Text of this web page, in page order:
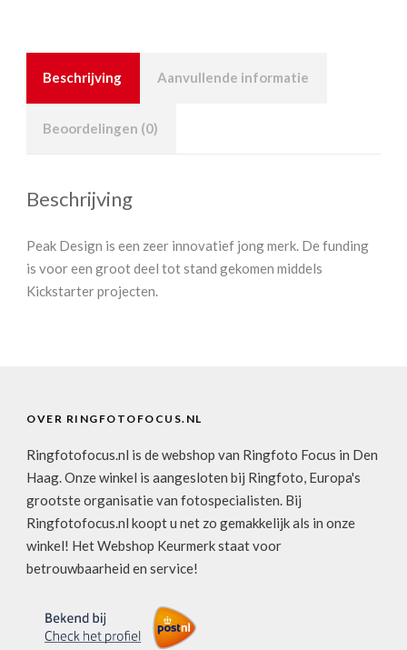
Beschrijving Aanvullende informatie
Beoordelingen (0)
Beschrijving
Peak Design is een zeer innovatief jong merk. De funding
is voor een groot deel tot stand gekomen middels
Kickstarter projecten.
OVER RINGFOTOFOCUS.NL
Ringfotofocus.nl is de webshop van Ringfoto Focus in Den
Haag. Onze winkel is aangesloten bij Ringfoto, Europa's
grootste organisatie van fotospecialisten. Bij
Ringfotofocus.nl koopt u net zo gemakkelijk als in onze
winkel! Het Webshop Keurmerk staat voor
betrouwbaarheid en service!